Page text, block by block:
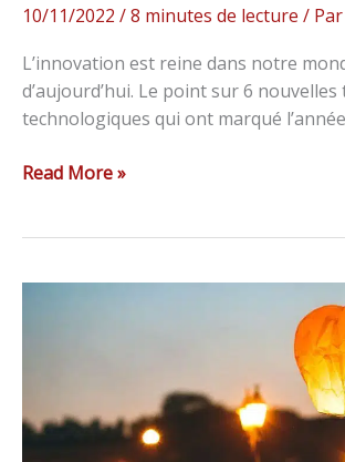
10/11/2022 /8 minutes de lecture / Par
L’innovation est reine dans notre
d’aujourd’hui. Le point sur 6 nouvelles
technologiques qui ont marqué
Read More »
lexique